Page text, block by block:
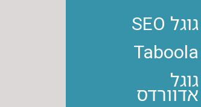
גוגל SEO
Taboola
גוגל
אדוורדס